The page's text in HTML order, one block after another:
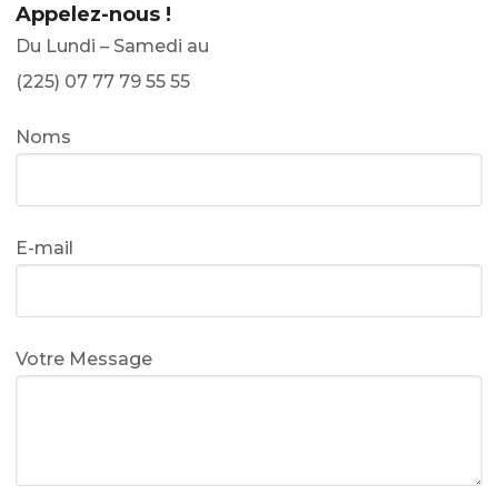
Appelez-nous !
Du Lundi – Samedi au
(225) 07 77 79 55 55
Noms
E-mail
Votre Message